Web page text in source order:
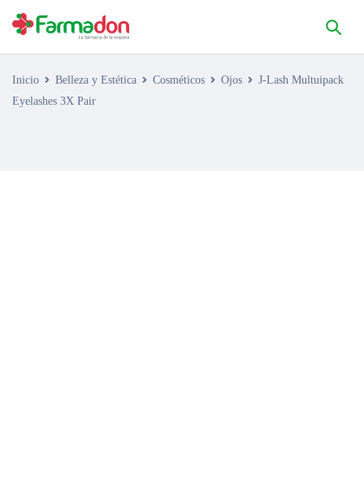
Inicio Belleza y Estética Cosméticos Ojos
J-Lash Multuipack
Eyelashes 3X Pair